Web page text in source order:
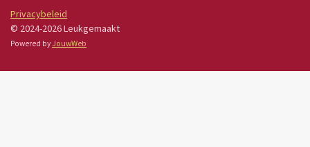
Privacybeleid
© 2024-2026 Leukgemaakt
Powered by JouwWeb